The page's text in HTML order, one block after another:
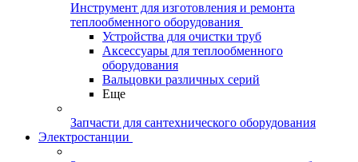
Инструмент для изготовления и ремонта
теплообменного оборудования
Устройства для очистки труб
Аксессуары для теплообменного
оборудования
Вальцовки различных серий
Еще
Запчасти для сантехнического оборудования
Электростанции